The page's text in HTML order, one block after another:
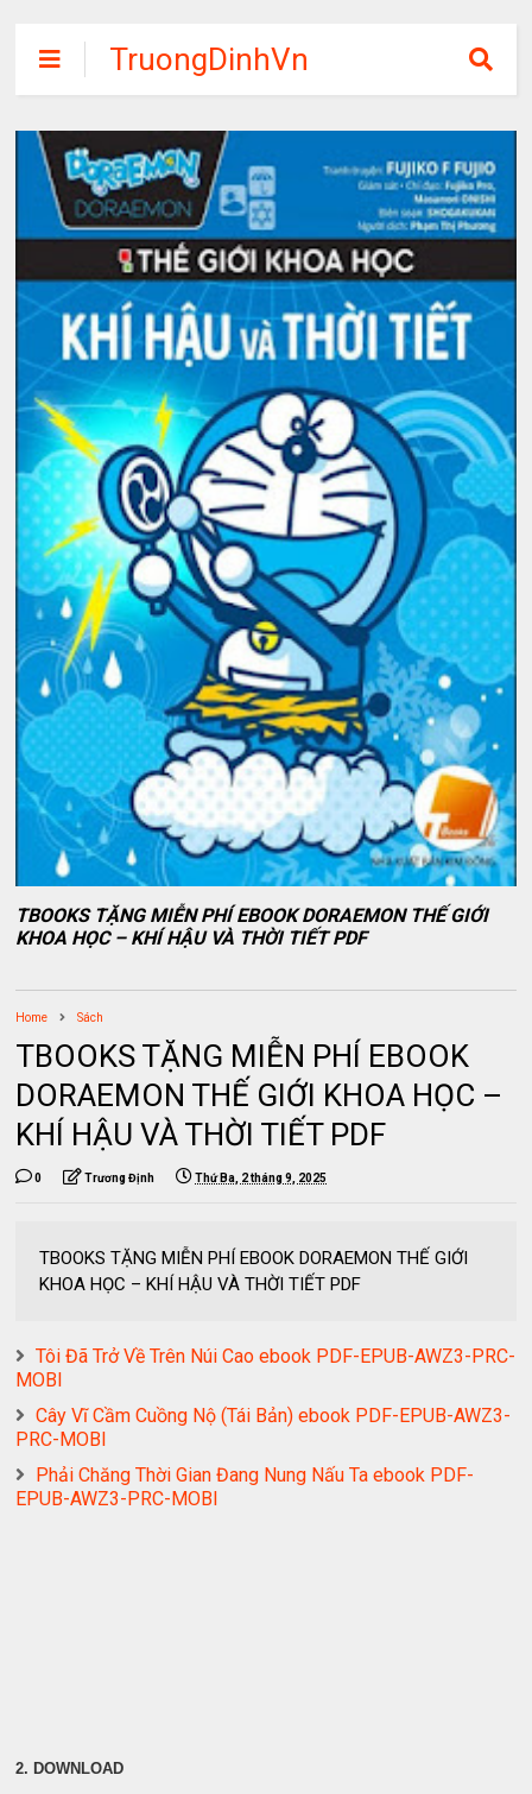
TruongDinhVn
Chia sẽ ebook,
các khóa học,
phần mềm học
tập miễn phí
TBOOKS TẶNG MIỄN PHÍ EBOOK DORAEMON THẾ GIỚI
KHOA HỌC – KHÍ HẬU VÀ THỜI TIẾT PDF
Home Sách
TBOOKS TẶNG MIỄN PHÍ EBOOK
DORAEMON THẾ GIỚI KHOA HỌC –
KHÍ HẬU VÀ THỜI TIẾT PDF
0 Trương Định Thứ Ba, 2 tháng 9, 2025
TBOOKS TẶNG MIỄN PHÍ EBOOK DORAEMON THẾ GIỚI
KHOA HỌC – KHÍ HẬU VÀ THỜI TIẾT PDF
Tôi Đã Trở Về Trên Núi Cao ebook PDF-EPUB-AWZ3-PRC-
MOBI
Cây Vĩ Cầm Cuồng Nộ (Tái Bản) ebook PDF-EPUB-AWZ3-
PRC-MOBI
Phải Chăng Thời Gian Đang Nung Nấu Ta ebook PDF-
EPUB-AWZ3-PRC-MOBI
2. DOWNLOAD